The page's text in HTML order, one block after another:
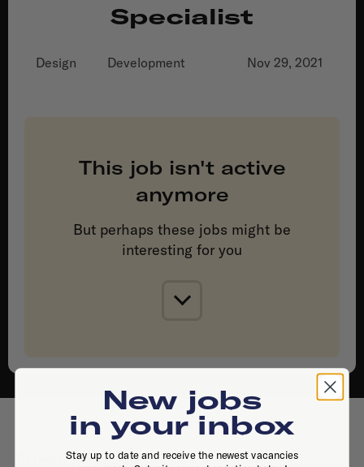
Specialist
Design Development Nov 29, 2021
This job isn't active
anymore
But perhaps these jobs might be
interesting for you
Similar jobs
New jobs
in your inbox
Stay up to date and receive the newest vacancies